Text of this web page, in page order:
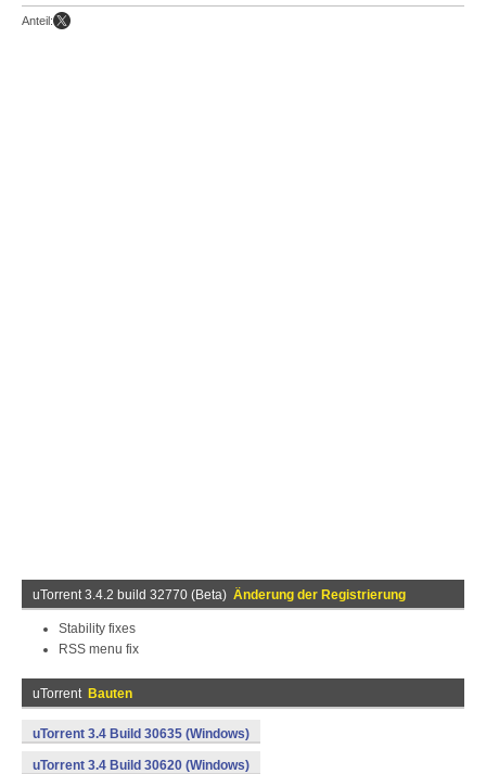
Anteil:
uTorrent 3.4.2 build 32770 (Beta) Änderung der Registrierung
Stability fixes
RSS menu fix
uTorrent Bauten
uTorrent 3.4 Build 30635 (Windows)
uTorrent 3.4 Build 30620 (Windows)